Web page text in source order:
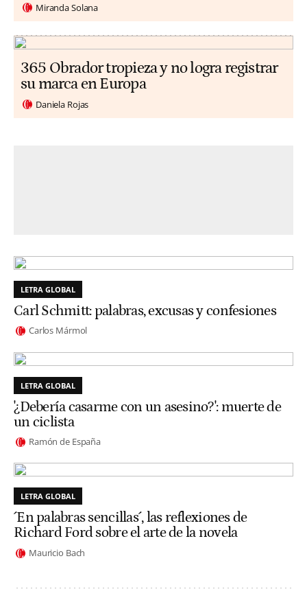
Miranda Solana
365 Obrador tropieza y no logra registrar
su marca en Europa
Daniela Rojas
LETRA GLOBAL
Carl Schmitt: palabras, excusas y confesiones
Carlos Mármol
LETRA GLOBAL
'¿Debería casarme con un asesino?': muerte de
un ciclista
Ramón de España
LETRA GLOBAL
´En palabras sencillas´, las reflexiones de
Richard Ford sobre el arte de la novela
Mauricio Bach